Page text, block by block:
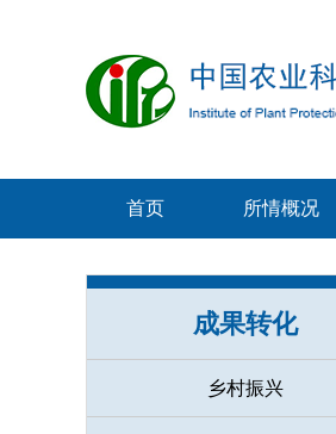
首页 所情概况
成果转化
乡村振兴